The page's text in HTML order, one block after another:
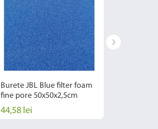
Burete JBL Blue filter foam
fine pore 50x50x2,5cm
44,58 lei